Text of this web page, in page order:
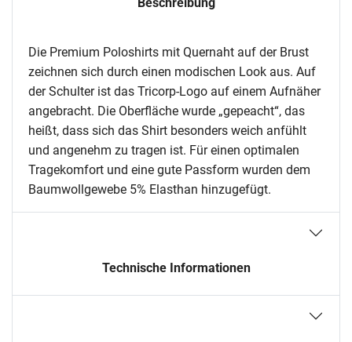
Die Premium Poloshirts mit Quernaht auf der Brust
zeichnen sich durch einen modischen Look aus. Auf
der Schulter ist das Tricorp-Logo auf einem Aufnäher
angebracht. Die Oberfläche wurde „gepeacht“, das
heißt, dass sich das Shirt besonders weich anfühlt
und angenehm zu tragen ist. Für einen optimalen
Tragekomfort und eine gute Passform wurden dem
Baumwollgewebe 5% Elasthan hinzugefügt.
Technische Informationen